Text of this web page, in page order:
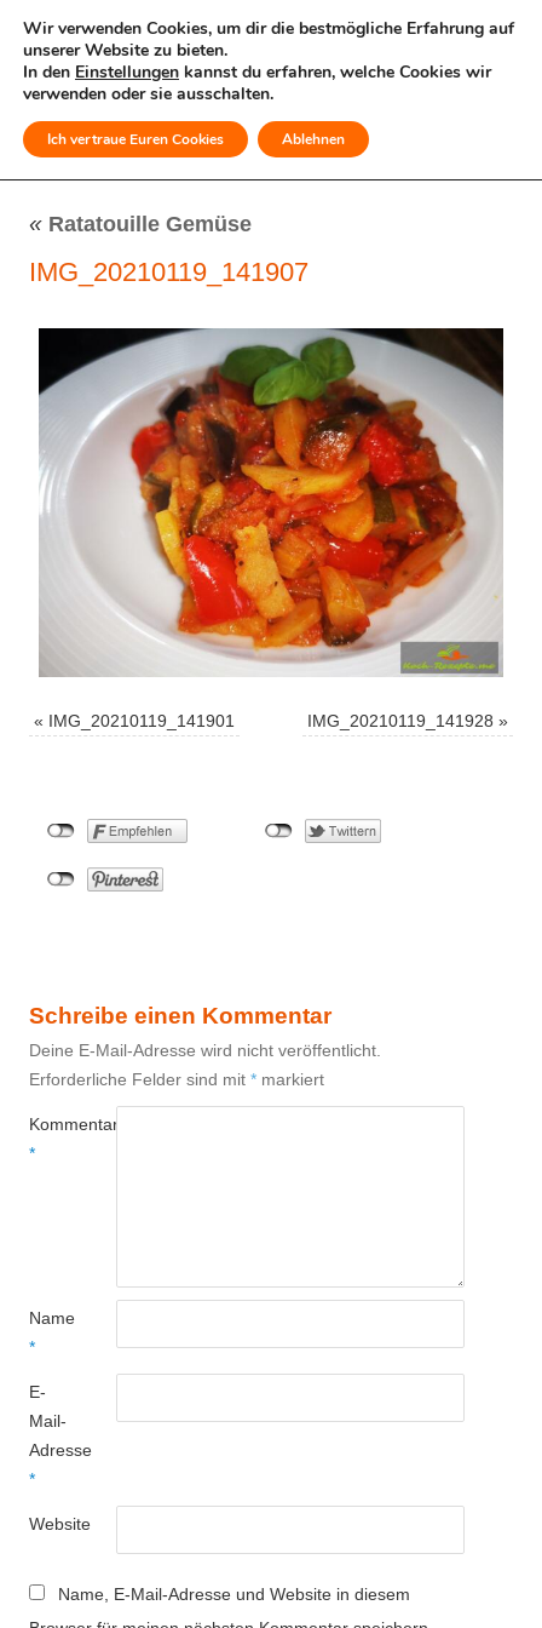
MENÜ
« Ratatouille Gemüse
IMG_20210119_141907
« IMG_20210119_141901 IMG_20210119_141928 »
Schreibe einen Kommentar
Deine E-Mail-Adresse wird nicht veröffentlicht.
Erforderliche Felder sind mit * markiert
Kommentar
*
Name
*
E-
Mail-
Adresse
*
Website
Name, E-Mail-Adresse und Website in diesem
Wir verwenden Cookies, um dir die bestmögliche Erfahrung auf
unserer Website zu bieten.
In den Einstellungen kannst du erfahren, welche Cookies wir
verwenden oder sie ausschalten.
Ich vertraue Euren Cookies Ablehnen